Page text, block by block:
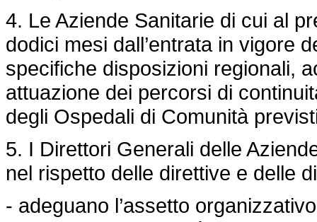
4. Le Aziende Sanitarie di cui al
dodici mesi dall’entrata in vigore
specifiche disposizioni regionali,
attuazione dei percorsi di
degli Ospedali di Comunità
5. I Direttori Generali delle
nel rispetto delle direttive e delle
- adeguano l’assetto